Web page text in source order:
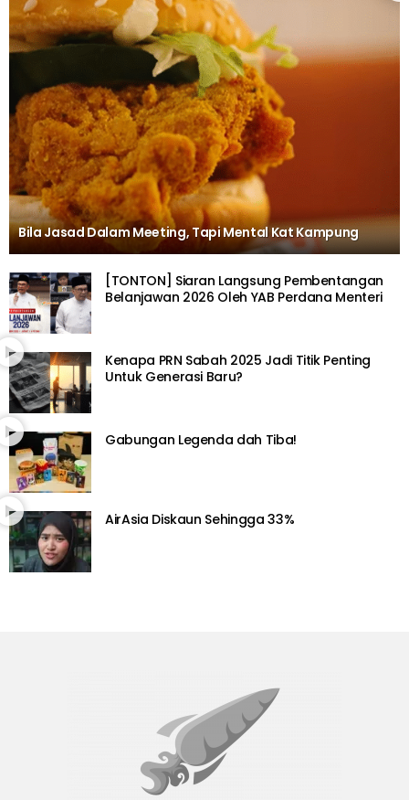
Bila Jasad Dalam Meeting, Tapi Mental Kat Kampung
[TONTON] Siaran Langsung Pembentangan
Belanjawan 2026 Oleh YAB Perdana Menteri
Kenapa PRN Sabah 2025 Jadi Titik Penting
Untuk Generasi Baru?
Gabungan Legenda dah Tiba!
AirAsia Diskaun Sehingga 33%